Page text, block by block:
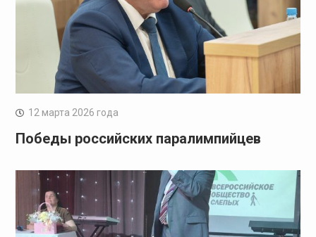
12 марта 2026 года
Победы российских паралимпийцев